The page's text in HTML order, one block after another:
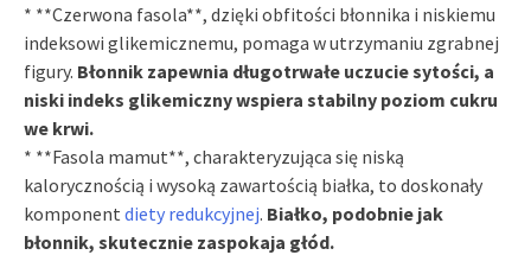
* **Czerwona fasola**, dzięki obfitości błonnika i niskiemu
indeksowi glikemicznemu, pomaga w utrzymaniu zgrabnej
figury. Błonnik zapewnia długotrwałe uczucie sytości, a
niski indeks glikemiczny wspiera stabilny poziom cukru
we krwi.
* **Fasola mamut**, charakteryzująca się niską
kalorycznością i wysoką zawartością białka, to doskonały
komponent diety redukcyjnej. Białko, podobnie jak
błonnik, skutecznie zaspokaja głód.